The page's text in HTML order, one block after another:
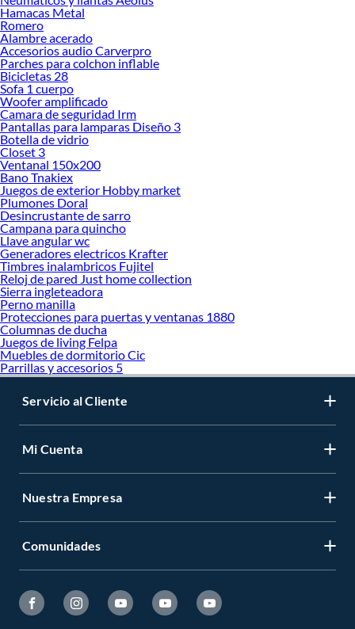
Encuentra una amplia variedad de productos de Termofusoras en Sodimac.
Encuentra todo lo necesario para tus proyectos de renovación y decoración.
¡Visítanos y haz tus ideas realidad!
Hamacas Metal
Romero
Alambre acerado
Accesorios audio Carverpro
Parches para colchon inflable
Bicicletas 28
Sofa 1 cuerpo
Woofer amplificado
Camara de seguridad Irm
Pantallas para lamparas Diseño 3
Botella de vidrio
Closet 3
Ventanal 150x200
Bano Tnakiex
Juegos de exterior Hobby market
Plumones Doral
Desincrustante de sarro
Campana para quincho
Llave angular wc
Generadores electricos Krafter
Timbres inalambricos Fujitel
Reloj de pared Just home collection
Sierra ingleteadora
Perno manilla
Protecciones para puertas y ventanas 1880
Columnas de ducha
Juegos de living Felpa
Muebles de dormitorio Cic
Parrillas y accesorios 5
Servicio al Cliente
Mi Cuenta
Nuestra Empresa
Comunidades